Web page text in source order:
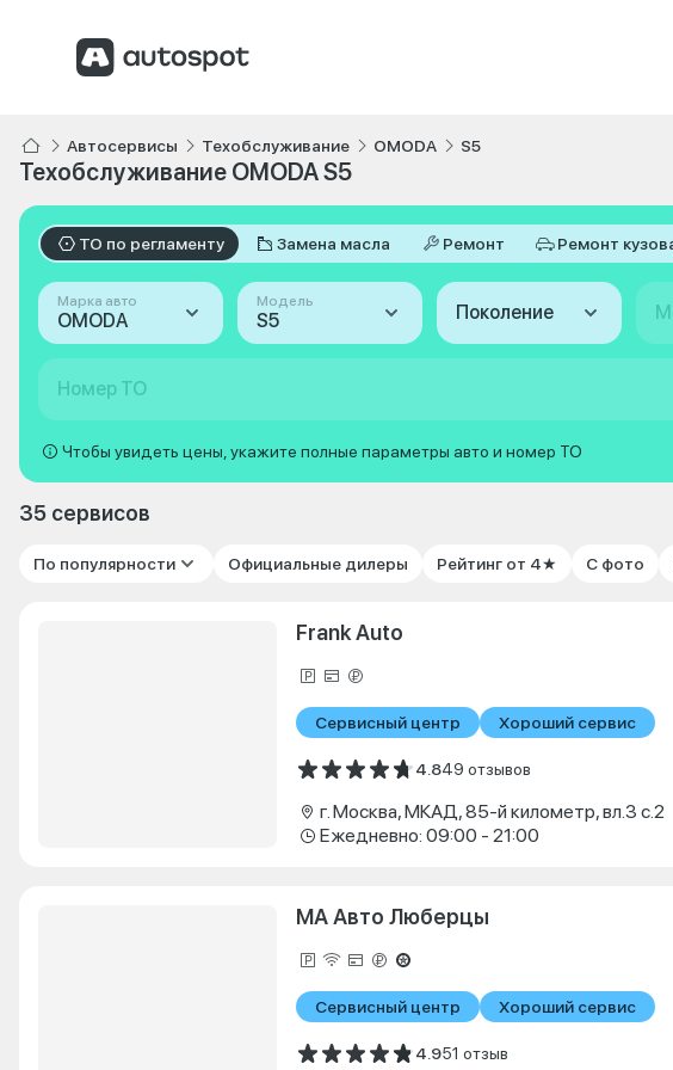
Автосервисы Техобслуживание OMODA S5
Техобслуживание OMODA S5
ТО по регламенту Замена масла Ремонт Ремонт
Марка авто
OMODA
Модель
S5 Поколение
Номер ТО
Чтобы увидеть цены, укажите полные параметры авто и номер ТО
35 сервисов
По популярности Официальные дилеры Рейтинг от 4★ С фото
Frank Auto
Сервисный центр Хороший сервис
4.849 отзывов
г. Москва, МКАД, 85-й километр, вл.3 с.2
Ежедневно: 09:00 - 21:00
МА Авто Люберцы
Сервисный центр Хороший сервис
4.951 отзыв